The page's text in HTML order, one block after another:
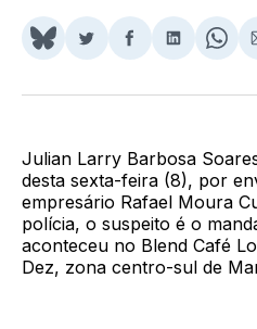
Share
BlueSky
Compartilhar
Twitter
Compartilhar
Facebook
LinkedIn
Julian Larry Barbosa
desta sexta-feira (8), por
empresário Rafael Moura
polícia, o suspeito é o
aconteceu no Blend Café
Dez, zona centro-sul de